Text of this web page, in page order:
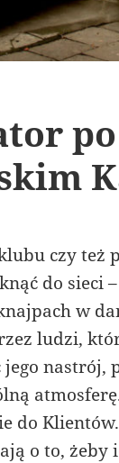
czy
do sieci
w
ludzi,
jego nastrój,
do
o to,